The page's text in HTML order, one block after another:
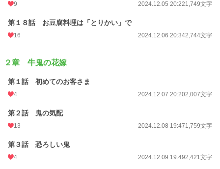
9 2024.12.05 20:221,749文字
第１８話 お豆腐料理は「とりかい」で
16 2024.12.06 20:342,744文字
２章 牛鬼の花嫁
第１話 初めてのお客さま
4 2024.12.07 20:202,007文字
第２話 鬼の気配
13 2024.12.08 19:471,759文字
第３話 恐ろしい鬼
4 2024.12.09 19:492,421文字